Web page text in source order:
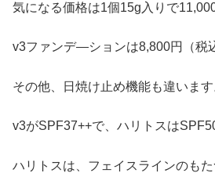
気になる価格は1個15g入りで
v3ファンデ―ションは8,800円（税
その他、日焼け止め機能も違います
v3がSPF37++で、ハリトスは
ハリトスは、フェイスラインのも